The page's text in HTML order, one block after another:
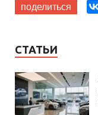
поделиться
СТАТЬИ